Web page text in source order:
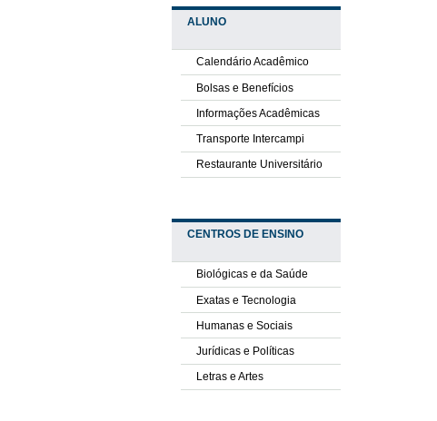
ALUNO
Calendário Acadêmico
Bolsas e Benefícios
Informações Acadêmicas
Transporte Intercampi
Restaurante Universitário
CENTROS DE ENSINO
Biológicas e da Saúde
Exatas e Tecnologia
Humanas e Sociais
Jurídicas e Políticas
Letras e Artes